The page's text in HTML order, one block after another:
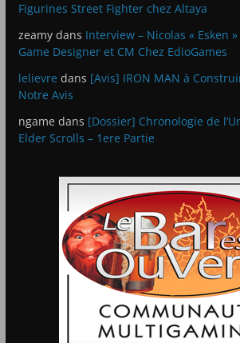
Figurines Street Fighter chez Altaya
zeamydans Interview – Nicolas « Esken »
Game Designer et CM Chez EdioGames
lelievre dans [Avis] IRON MAN à
Notre Avis
ngame dans [Dossier] Chronologie de
Elder Scrolls – 1ere Partie